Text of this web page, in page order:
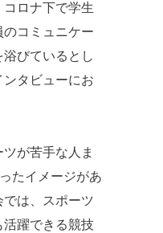
ロナ下で学生
コミュニケー
びているとし
タビューにお
が苦手な人ま
たイメージがあ
では、スポーツ
活躍できる競技